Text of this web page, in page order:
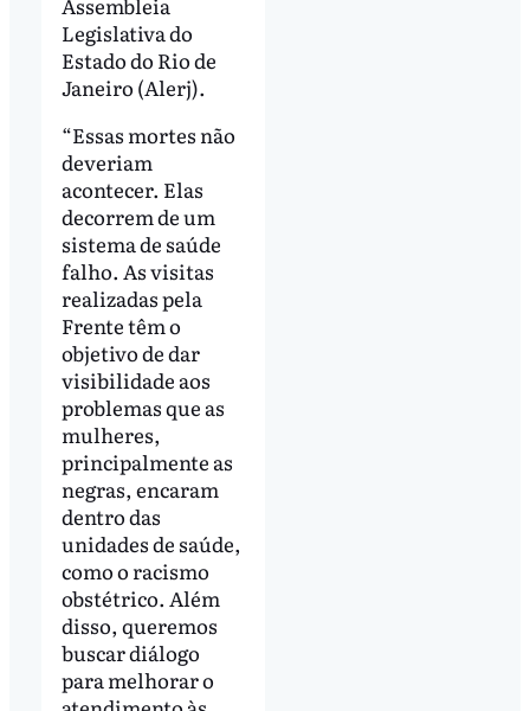
Legislativa do
Estado do Rio de
Janeiro (Alerj).
“Essas mortes não
deveriam
acontecer. Elas
decorrem de um
sistema de saúde
falho. As visitas
realizadas pela
Frente têm o
objetivo de dar
visibilidade aos
problemas que as
mulheres,
principalmente as
negras, encaram
dentro das
unidades de saúde,
como o racismo
obstétrico. Além
disso, queremos
buscar diálogo
para melhorar o